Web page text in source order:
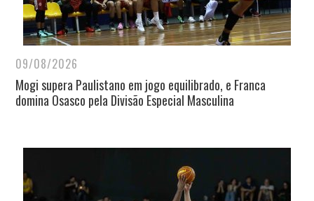
09/08/2026
Mogi supera Paulistano em jogo equilibrado, e Franca
domina Osasco pela Divisão Especial Masculina